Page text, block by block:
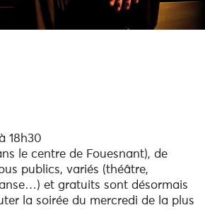
18h30
le centre de Fouesnant), de
publics, variés (théâtre,
et gratuits sont désormais
la soirée du mercredi de la plus